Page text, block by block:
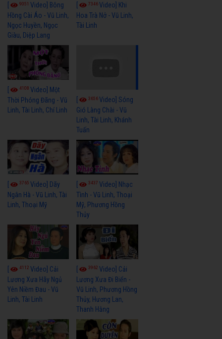
9051 Video] Bông
Hồng Cài Áo - Vũ Linh,
Ngọc Huyền, Ngọc
Giàu, Diệp Lang
7346Video] Khi
Hoa Trà Nở - Vũ Linh,
Tài Linh
4108 Video] Một
Thời Phóng Đãng - Vũ
Linh, Tài Linh, Chí Linh
3656Video] Sóng
Gió Làng Chài - Vũ
Linh, Tài Linh, Khánh
Tuấn
3765 Video] Dãy
Ngân Hà - Vũ Linh, Tài
Linh, Thoại Mỹ
3437Video] Nhạc
Tình - Vũ Linh, Thoại
Mỹ, Phương Hồng
Thủy
4112 Video] Cải
Lương Xưa Hãy Ngủ
Yên Niềm Đau - Vũ
Linh, Tài Linh
3962Video] Cải
Lương Xưa Đi Biển -
Vũ Linh, Phương Hồng
Thủy, Hương Lan,
Thanh Hằng